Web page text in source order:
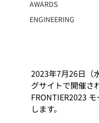
AWARDS
ENGINEERING
2023年7月26日（
グサイトで開催さ
FRONTIER2023
します。